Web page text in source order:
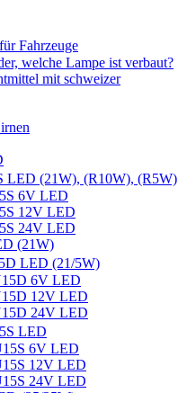
Fahrzeuge
welche Lampe ist verbaut?
mit schweizer
LED (21W), (R10W), (R5W)
6V LED
12V LED
24V LED
(21W)
LED (21/5W)
6V LED
12V LED
24V LED
LED
6V LED
12V LED
24V LED